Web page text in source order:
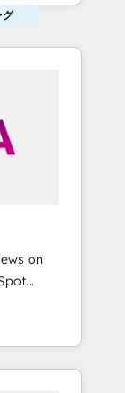
グ
on
team
the